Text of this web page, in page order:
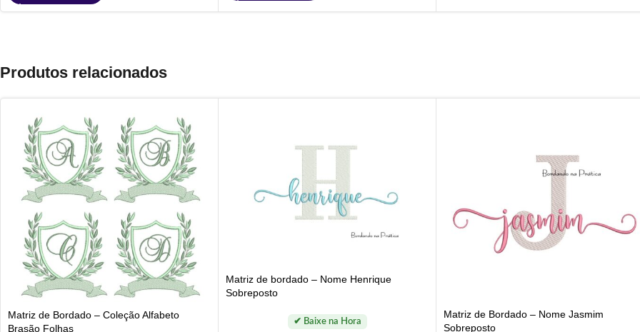
Produtos relacionados
Matriz de Bordado – Coleção Alfabeto
Brasão Folhas
Matriz de bordado – Nome Henrique
Sobreposto
Matriz de Bordado – Nome Jasmim
Sobreposto